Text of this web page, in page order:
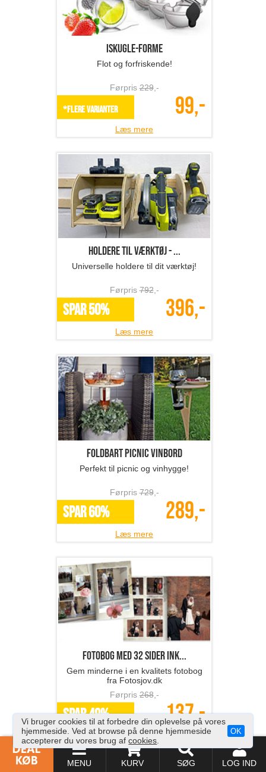
MENU KURV SØG LOG IND
Iskugle-forme
Flot og forfriskende!
Førpris229,-
*Flere varianter 99,-
Læs mere
Holdere til værktøj - ...
Universelle holdere til dit værktøj!
Førpris792,-
SPAR 50% 396,-
Læs mere
Foldbart picnic vinbord
Perfekt til picnic og vinhygge!
Førpris729,-
SPAR 60% 289,-
Læs mere
Fotobog med 32 sider ink...
Gem minderne i en kvalitets fotobog
fra Fotosjov.dk
Førpris268,-
SPAR 49% 137,-
Læs mere
Vi bruger cookies til at forbedre din oplevelse på vores
hjemmeside. Ved at browse på denne hjemmeside
accepterer du vores brug afcookies
OK